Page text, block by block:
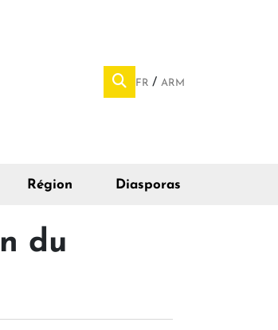
FR ARM
Région Diasporas
du